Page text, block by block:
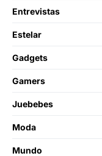
Entrevistas
Estelar
Gadgets
Gamers
Juebebes
Moda
Mundo